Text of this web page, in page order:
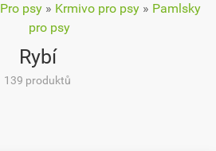
Pro psy » Krmivo pro psy » Pamlsky
pro psy
Rybí
139 produktů